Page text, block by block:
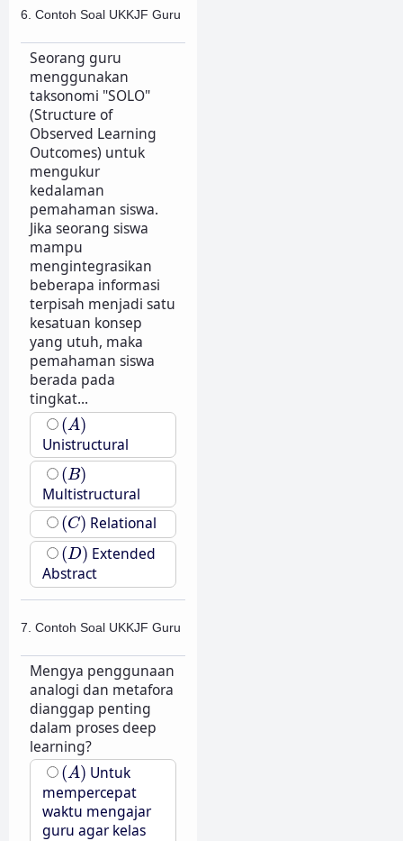
6. Contoh Soal UKKJF Guru
Seorang guru
menggunakan
taksonomi "SOLO"
(Structure of
Observed Learning
Outcomes) untuk
mengukur
kedalaman
pemahaman siswa.
Jika seorang siswa
mampu
mengintegrasikan
beberapa informasi
terpisah menjadi satu
kesatuan konsep
yang utuh, maka
pemahaman siswa
berada pada
tingkat...
(A)
(A)
Unistructural
(B)
(B)
Multistructural
(C)
(C) Relational
(D)
(D) Extended
Abstract
7. Contoh Soal UKKJF Guru
Mengya penggunaan
analogi dan metafora
dianggap penting
dalam proses deep
learning?
(A)
(A) Untuk
mempercepat
waktu mengajar
guru agar kelas